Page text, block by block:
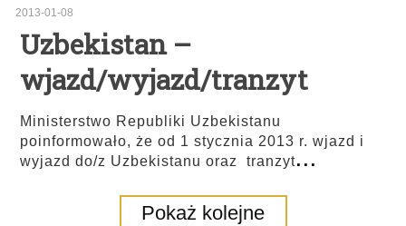
2013-01-08
Uzbekistan –
wjazd/wyjazd/tranzyt
Ministerstwo Republiki Uzbekistanu
poinformowało, że od 1 stycznia 2013 r. wjazd i
wyjazd do/z Uzbekistanu oraz tranzyt...
Pokaż kolejne